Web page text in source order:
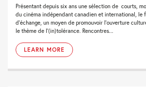
Présentant depuis six ans une sélection de courts,
du cinéma indépendant canadien et international, le
d’échange, un moyen de promouvoir l’ouverture
le thème de l'(in)tolérance. Rencontres...
LEARN MORE